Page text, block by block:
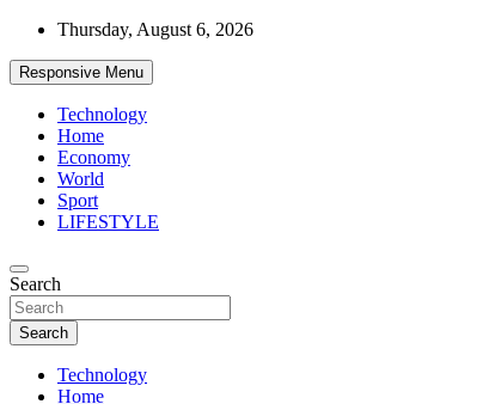
Skip
content
Thursday, August 6, 2026
Responsive Menu
Technology
Home
Economy
World
Sport
LIFESTYLE
d7-news.com
News
Search
Search
Technology
Home